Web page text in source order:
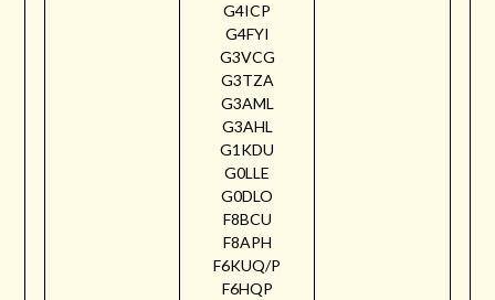
G4ICP
G4FYI
G3VCG
G3TZA
G3AML
G3AHL
G1KDU
G0LLE
G0DLO
F8BCU
F8APH
F6KUQ/P
F6HQP